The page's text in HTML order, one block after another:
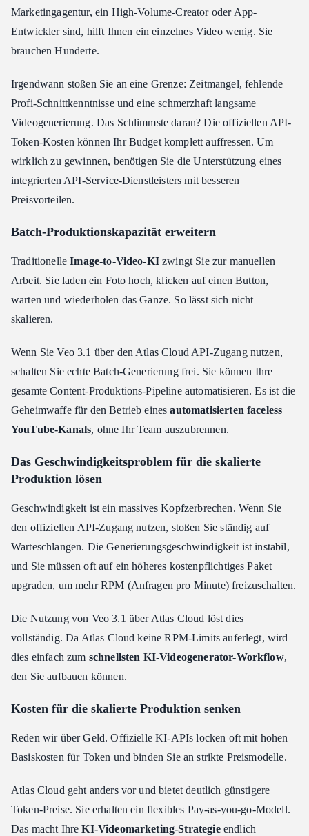
Marketingagentur, ein High-Volume-Creator oder App-
Entwickler sind, hilft Ihnen ein einzelnes Video wenig. Sie
brauchen Hunderte.
Irgendwann stoßen Sie an eine Grenze: Zeitmangel, fehlende
Profi-Schnittkenntnisse und eine schmerzhaft langsame
Videogenerierung. Das Schlimmste daran? Die offiziellen API-
Token-Kosten können Ihr Budget komplett auffressen. Um
wirklich zu gewinnen, benötigen Sie die Unterstützung eines
integrierten API-Service-Dienstleisters mit besseren
Preisvorteilen.
Batch-Produktionskapazität erweitern
TraditionelleImage-to-Video-KIzwingt Sie zur manuellen
Arbeit. Sie laden ein Foto hoch, klicken auf einen Button,
warten und wiederholen das Ganze. So lässt sich nicht
skalieren.
Wenn Sie Veo 3.1 über den Atlas Cloud API-Zugang nutzen,
schalten Sie echte Batch-Generierung frei. Sie können Ihre
gesamte Content-Produktions-Pipeline automatisieren. Es ist die
Geheimwaffe für den Betrieb einesautomatisierten faceless
YouTube-Kanals, ohne Ihr Team auszubrennen.
Das Geschwindigkeitsproblem für die skalierte
Produktion lösen
Geschwindigkeit ist ein massives Kopfzerbrechen. Wenn Sie
den offiziellen API-Zugang nutzen, stoßen Sie ständig auf
Warteschlangen. Die Generierungsgeschwindigkeit ist instabil,
und Sie müssen oft auf ein höheres kostenpflichtiges Paket
upgraden, um mehr RPM (Anfragen pro Minute) freizuschalten.
Die Nutzung von Veo 3.1 über Atlas Cloud löst dies
vollständig. Da Atlas Cloud keine RPM-Limits auferlegt, wird
dies einfach zum schnellsten KI-Videogenerator-Workflow,
den Sie aufbauen können.
Kosten für die skalierte Produktion senken
Reden wir über Geld. Offizielle KI-APIs locken oft mit hohen
Basiskosten für Token und binden Sie an strikte Preismodelle.
Atlas Cloud geht anders vor und bietet deutlich günstigere
Token-Preise. Sie erhalten ein flexibles Pay-as-you-go-Modell.
Das macht IhreKI-Videomarketing-Strategieendlich